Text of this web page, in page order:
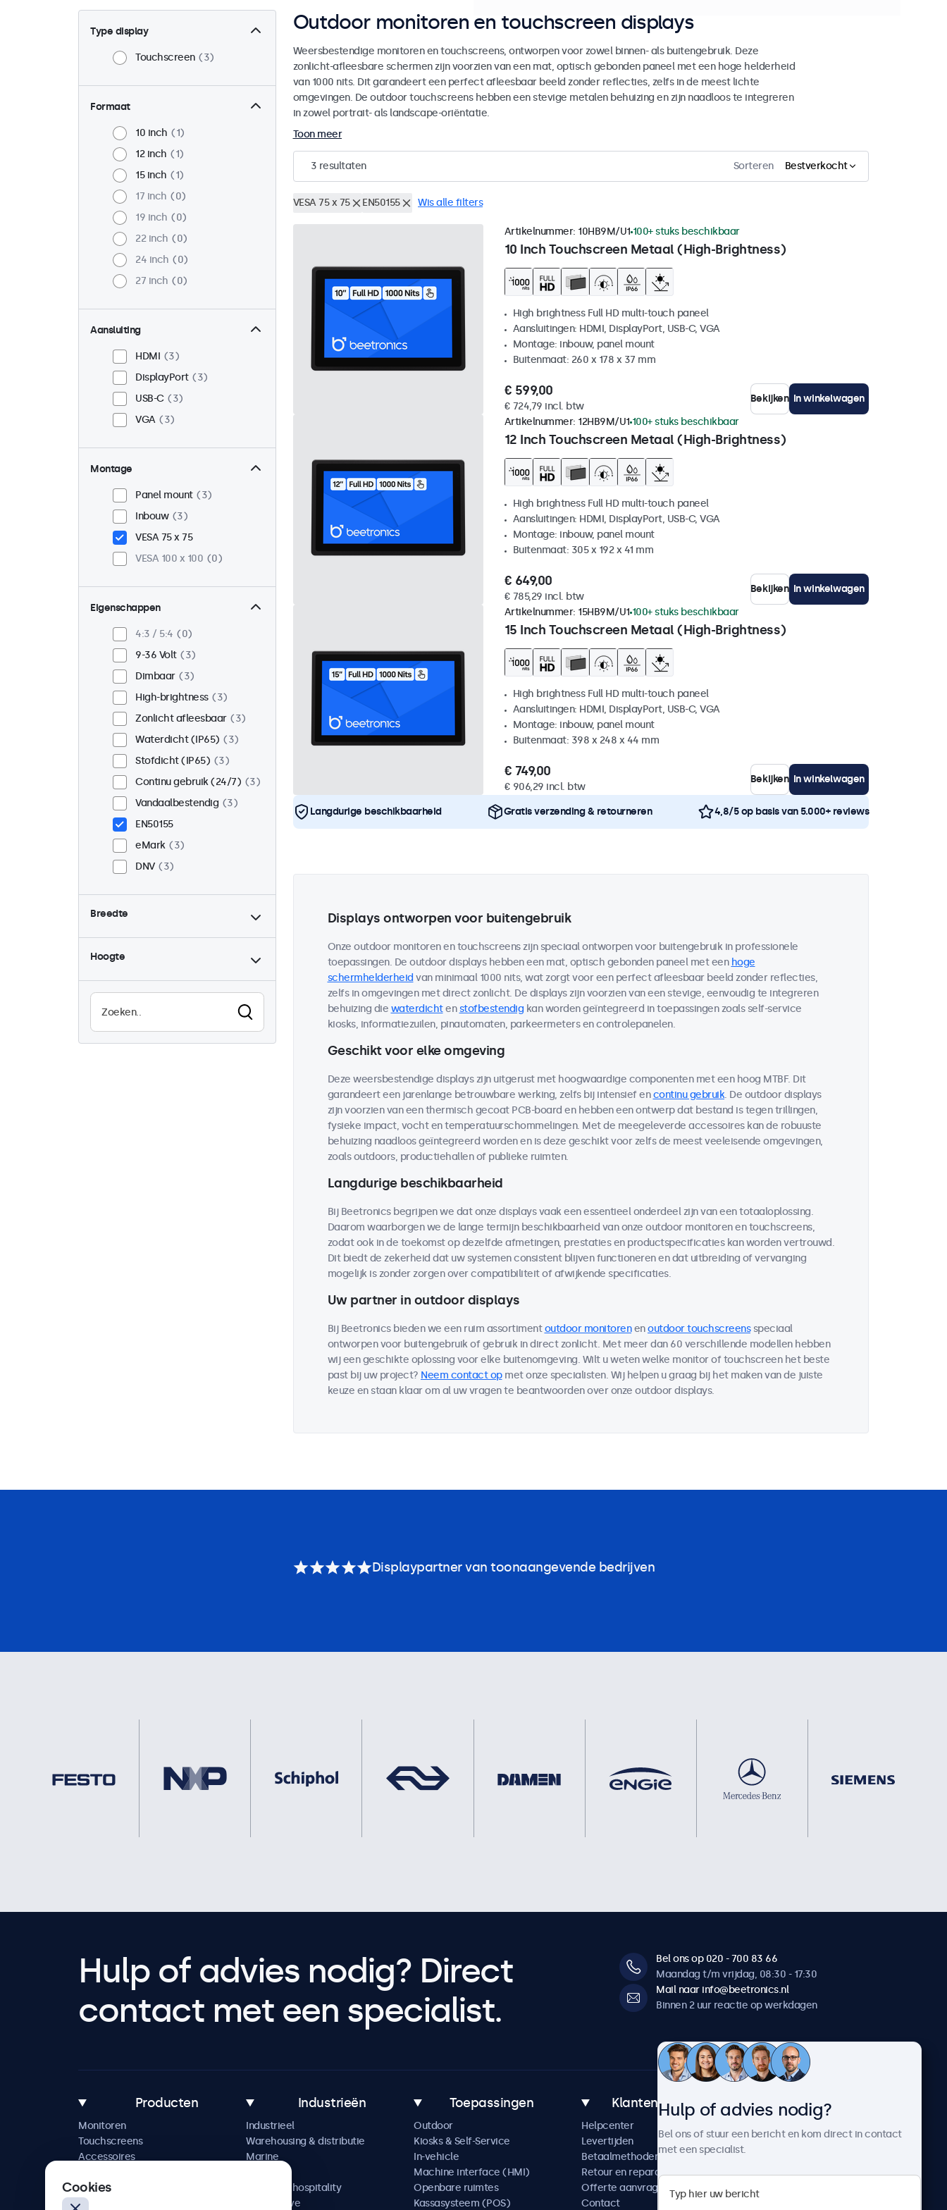
Type display
Touchscreen 3
Formaat
10 inch
1
12 inch
1
15 inch
1
17 inch
0
19 inch
0
22 inch
0
24 inch
0
27 inch
0
Aansluiting
HDMI
3
DisplayPort
3
USB-C
3
VGA
3
Montage
Panel mount
3
Inbouw
3
VESA 75 x 75
VESA 100 x 100
0
Eigenschappen
4:3 / 5:4
0
9-36 Volt
3
Dimbaar
3
High-brightness
3
Zonlicht afleesbaar
3
Waterdicht (IP65)
3
Stofdicht (IP65)
3
Continu gebruik (24/7)
3
Vandaalbestendig
3
EN50155
eMark
3
DNV
3
Breedte
Hoogte
Outdoor monitoren en touchscreen displays
Weersbestendige monitoren en touchscreens, ontworpen voor zowel binnen- als buitengebruik. Deze
zonlicht-afleesbare schermen zijn voorzien van een mat, optisch gebonden paneel met een hoge helderheid
van 1000 nits. Dit garandeert een perfect afleesbaar beeld zonder reflecties, zelfs in de meest lichte
omgevingen. De outdoor touchscreens hebben een stevige metalen behuizing en zijn naadloos te integreren
in zowel portrait- als landscape-oriëntatie.
Toon meer
3 resultaten Sorteren Bestverkocht
VESA 75 x 75 EN50155 Wis alle filters
10 Inch Touchscreen Metaal (High-Brightness)
Artikelnummer: 10HB9M/U1 100+ stuks beschikbaar
High brightness Full HD multi-touch paneel
Aansluitingen: HDMI, DisplayPort, USB-C, VGA
Montage: inbouw, panel mount
Buitenmaat: 260 x 178 x 37 mm
€ 599,00
€ 724,79 incl. btw
Bekijken In winkelwagen
12 Inch Touchscreen Metaal (High-Brightness)
Artikelnummer: 12HB9M/U1 100+ stuks beschikbaar
High brightness Full HD multi-touch paneel
Aansluitingen: HDMI, DisplayPort, USB-C, VGA
Montage: inbouw, panel mount
Buitenmaat: 305 x 192 x 41 mm
€ 649,00
€ 785,29 incl. btw
Bekijken In winkelwagen
15 Inch Touchscreen Metaal (High-Brightness)
Artikelnummer: 15HB9M/U1 100+ stuks beschikbaar
High brightness Full HD multi-touch paneel
Aansluitingen: HDMI, DisplayPort, USB-C, VGA
Montage: inbouw, panel mount
Buitenmaat: 398 x 248 x 44 mm
€ 749,00
€ 906,29 incl. btw
Bekijken In winkelwagen
Langdurige beschikbaarheid Gratis verzending & retourneren 4,8/5 op basis van 5.000+ reviews
Displays ontworpen voor buitengebruik
Onze outdoor monitoren en touchscreens zijn speciaal ontworpen voor buitengebruik in professionele
toepassingen. De outdoor displays hebben een mat, optisch gebonden paneel met een hoge
schermhelderheid van minimaal 1000 nits, wat zorgt voor een perfect afleesbaar beeld zonder reflecties,
zelfs in omgevingen met direct zonlicht. De displays zijn voorzien van een stevige, eenvoudig te integreren
behuizing die waterdichtenstofbestendig kan worden geïntegreerd in toepassingen zoals self-service
kiosks, informatiezuilen, pinautomaten, parkeermeters en controlepanelen.
Geschikt voor elke omgeving
Deze weersbestendige displays zijn uitgerust met hoogwaardige componenten met een hoog MTBF. Dit
garandeert een jarenlange betrouwbare werking, zelfs bij intensief encontinu gebruik. De outdoor displays
zijn voorzien van een thermisch gecoat PCB-board en hebben een ontwerp dat bestand is tegen trillingen,
fysieke impact, vocht en temperatuurschommelingen. Met de meegeleverde accessoires kan de robuuste
behuizing naadloos geïntegreerd worden en is deze geschikt voor zelfs de meest veeleisende omgevingen,
zoals outdoors, productiehallen of publieke ruimten.
Langdurige beschikbaarheid
Bij Beetronics begrijpen we dat onze displays vaak een essentieel onderdeel zijn van een totaaloplossing.
Daarom waarborgen we de lange termijn beschikbaarheid van onze outdoor monitoren en touchscreens,
zodat ook in de toekomst op dezelfde afmetingen, prestaties en productspecificaties kan worden vertrouwd.
Dit biedt de zekerheid dat uw systemen consistent blijven functioneren en dat uitbreiding of vervanging
mogelijk is zonder zorgen over compatibiliteit of afwijkende specificaties.
Uw partner in outdoor displays
Bij Beetronics bieden we een ruim assortimentoutdoor monitorenenoutdoor touchscreensspeciaal
ontworpen voor buitengebruik of gebruik in direct zonlicht. Met meer dan 60 verschillende modellen hebben
wij een geschikte oplossing voor elke buitenomgeving. Wilt u weten welke monitor of touchscreen het beste
past bij uw project? Neem contact opmet onze specialisten. Wij helpen u graag bij het maken van de juiste
keuze en staan klaar om al uw vragen te beantwoorden over onze outdoor displays.
Displaypartner van toonaangevende bedrijven
Hulp of advies nodig? Direct
contact met een specialist.
Bel ons op 020 - 700 83 66
Maandag t/m vrijdag, 08:30 - 17:30
Mail naar info@beetronics.nl
Binnen 2 uur reactie op werkdagen
Producten
Monitoren
Touchscreens
Accessoires
Industrieën
Industrieel
Warehousing & distributie
Marine
Horeca & hospitality
Automotive
Toepassingen
Outdoor
Kiosks & Self-Service
In-vehicle
Machine interface (HMI)
Openbare ruimtes
Kassasysteem (POS)
Klantenservice
Helpcenter
Levertijden
Betaalmethoden
Retour en reparatie
Offerte aanvragen
Contact
Over Beetronics
Nieuws en updates
Werken bij Beetronics
Algemene voorwaarden
Hulp of advies nodig?
Bel ons of stuur een bericht en kom direct in contact
met een specialist.
Cookies